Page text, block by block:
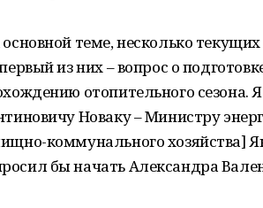
теме, несколько текущих
из них – вопрос о
отопительного сезона.
Новаку – Министру
коммунального хозяйства]
бы начать Александра